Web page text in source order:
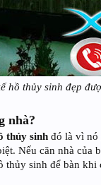
hồ thủy sinh đẹp
nhà?
thủy sinh đó là vì nó
Nếu căn nhà của
sinh để bàn